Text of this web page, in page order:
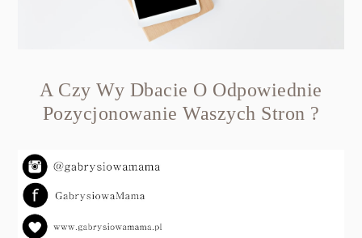
A Czy Wy Dbacie O Odpowiednie
Pozycjonowanie Waszych Stron ?